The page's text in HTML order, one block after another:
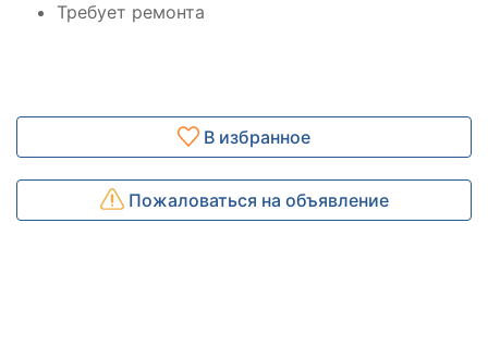
Требует ремонта
В избранное
Пожаловаться на объявление